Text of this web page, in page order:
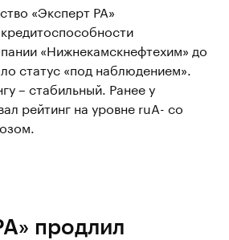
«Эксперт РА»
«Нижнекамскнефтехим» до
статус «под наблюдением».
– стабильный. Ранее у
рейтинг на уровне ruA- со
продлил